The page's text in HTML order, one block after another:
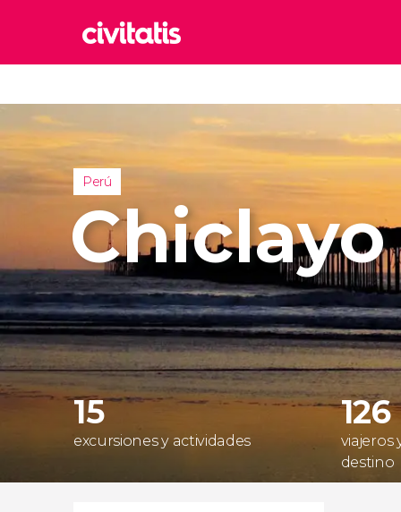
Italia
Reino
Turquía
Perú
Chiclayo
15
excursiones y actividades
126
viajeros
destino